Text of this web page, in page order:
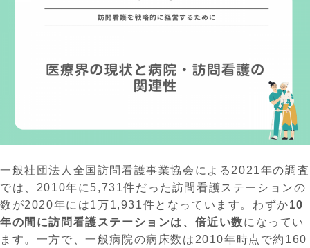
一般社団法人全国訪問看護事業協会による2021年の調査
では、2010年に5,731件だった訪問看護ステーションの
数が2020年には1万1,931件となっています。わずか10
年の間に訪問看護ステーションは、倍近い数になってい
ます。一方で、一般病院の病床数は2010年時点で約160